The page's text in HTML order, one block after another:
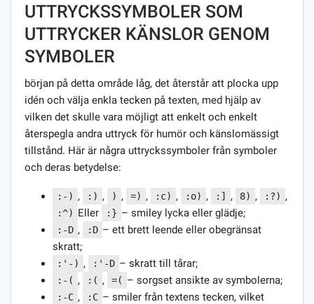
UTTRYCKSSYMBOLER SOM
UTTRYCKER KÄNSLOR GENOM
SYMBOLER
början på detta område låg, det återstår att plocka upp
idén och välja enkla tecken på texten, med hjälp av
vilken det skulle vara möjligt att enkelt och enkelt
återspegla andra uttryck för humör och känslomässigt
tillstånd. Här är några uttryckssymboler från symboler
och deras betydelse:
:-) , :) , ) , =) , :c) , :o) , :] , 8) , :?) ,
:^) Eller :} – smiley lycka eller glädje;
:-D , :D – ett brett leende eller obegränsat
skratt;
:'-) , :'-D – skratt till tårar;
:-( , :( , =( – sorgset ansikte av symbolerna;
:-C , :C – smiler från textens tecken, vilket